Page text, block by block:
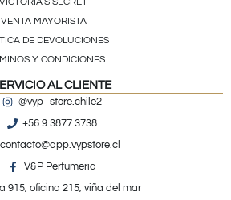
VENTA MAYORISTA
DE DEVOLUCIONES
Y CONDICIONES
AL CLIENTE
@vyp_store.chile2
+56 9 3877 3738
contacto@app.vypstore.cl
V&P Perfumeria
915, oficina 215, viña del mar